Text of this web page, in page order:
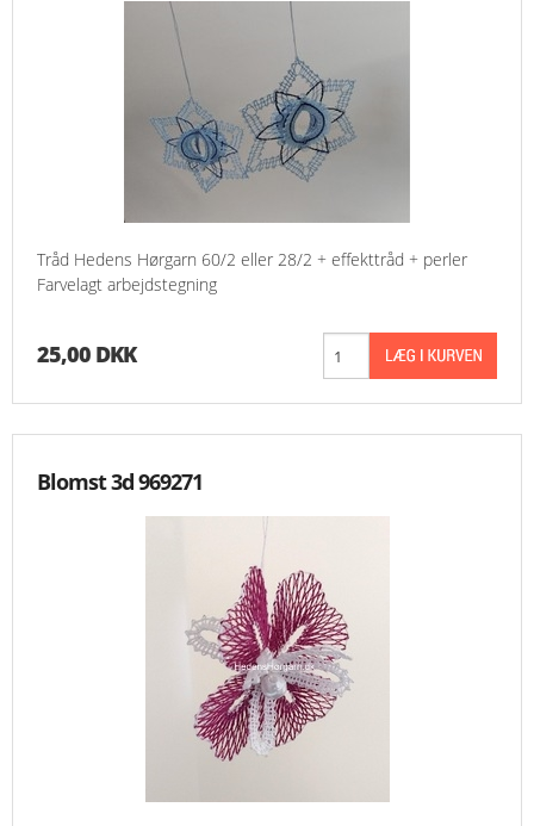
NYHEDER
MESSER
Tråd Hedens Hørgarn 60/2 eller 28/2 + effekttråd + perler
Farvelagt arbejdstegning
25,00 DKK
Blomst 3d 969271